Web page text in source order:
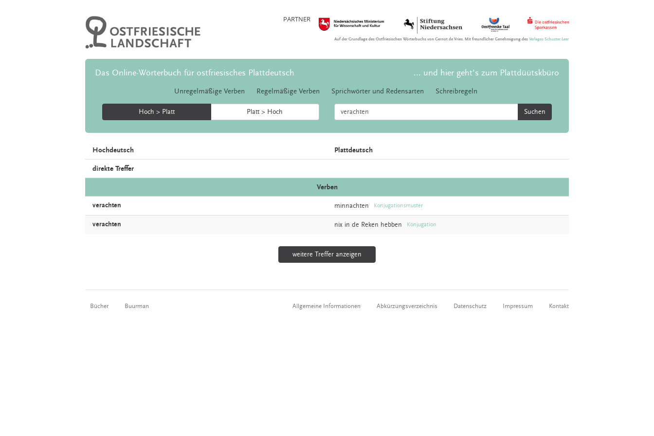
PARTNER
Auf der Grundlage des Ostfriesischen Wörterbuchs von Gernot de Vries. Mit freundlicher Genehmigung desVerlages Schuster Leer
Das Online-Wörterbuch für ostfriesisches Plattdeutsch ... und hier geht's zum Plattdüütskbüro
Unregelmäßige Verben Regelmäßige Verben Sprichwörter und Redensarten Schreibregeln
Hoch > Platt Platt > Hoch Suchen
Hochdeutsch Plattdeutsch
direkte Treffer
Verben
verachten minnachten Konjugationsmuster
verachten nix in de Reken hebben Konjugation
weitere Treffer anzeigen
Bücher Buurman Allgemeine Informationen Abkürzungsverzeichnis Datenschutz Impressum Kontakt